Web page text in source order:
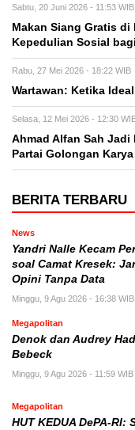
Sabtu, 20 Juni 2026 - 11:53 WIB
Makan Siang Gratis di
Kepedulian Sosial
Rabu, 27 Mei 2026 - 18:22 WIB
Wartawan: Ketika
Selasa, 12 Mei 2026 - 12:30
‎Ahmad Alfan Sah Jadi
Partai Golongan
BERITA TERBARU
News
Yandri Nalle Kecam
soal Camat Kresek:
Opini Tanpa Data
Minggu, 9 Agu 2026 - 16:38 WIB
Megapolitan
Denok dan Audrey
Bebeck
Minggu, 9 Agu 2026 - 11:59 WIB
Megapolitan
HUT KEDUA DePA-RI: